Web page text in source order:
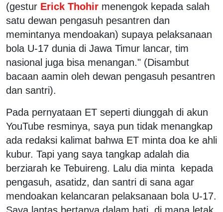
(gestur Erick Thohir menengok kepada salah
satu dewan pengasuh pesantren dan
memintanya mendoakan) supaya pelaksanaan
bola U-17 dunia di Jawa Timur lancar, tim
nasional juga bisa menangan." (Disambut
bacaan aamin oleh dewan pengasuh pesantren
dan santri).
Pada pernyataan ET seperti diunggah di akun
YouTube resminya, saya pun tidak menangkap
ada redaksi kalimat bahwa ET minta doa ke ahli
kubur. Tapi yang saya tangkap adalah dia
berziarah ke Tebuireng. Lalu dia minta kepada
pengasuh, asatidz, dan santri di sana agar
mendoakan kelancaran pelaksanaan bola U-17.